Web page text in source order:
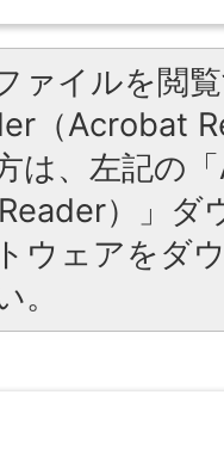
ァイルを閲
（Acrobat
は、左記の
）」ダ
ウェアをダ
。